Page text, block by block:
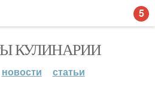
КУЛИНАРИИ
новости статьи
5